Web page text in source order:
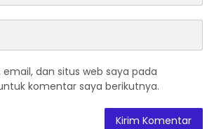
dan situs web saya pada
komentar saya berikutnya.